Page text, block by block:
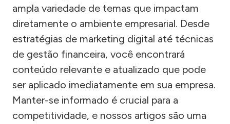
ampla variedade de temas que impactam
diretamente o ambiente empresarial. Desde
estratégias de marketing digital até técnicas
de gestão financeira, você encontrará
conteúdo relevante e atualizado que pode
ser aplicado imediatamente em sua empresa.
Manter-se informado é crucial para a
competitividade, e nossos artigos são uma